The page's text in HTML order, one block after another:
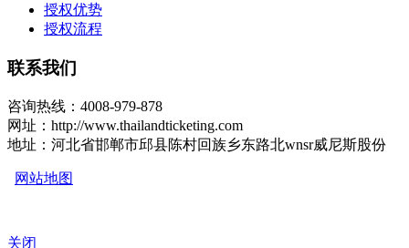
授权优势
授权流程
联系我们
咨询热线：4008-979-878
网址：http://www.thailandticketing.com
地址：河北省邯郸市邱县陈村回族乡东路北wnsr威尼斯股份
网站地图
关闭